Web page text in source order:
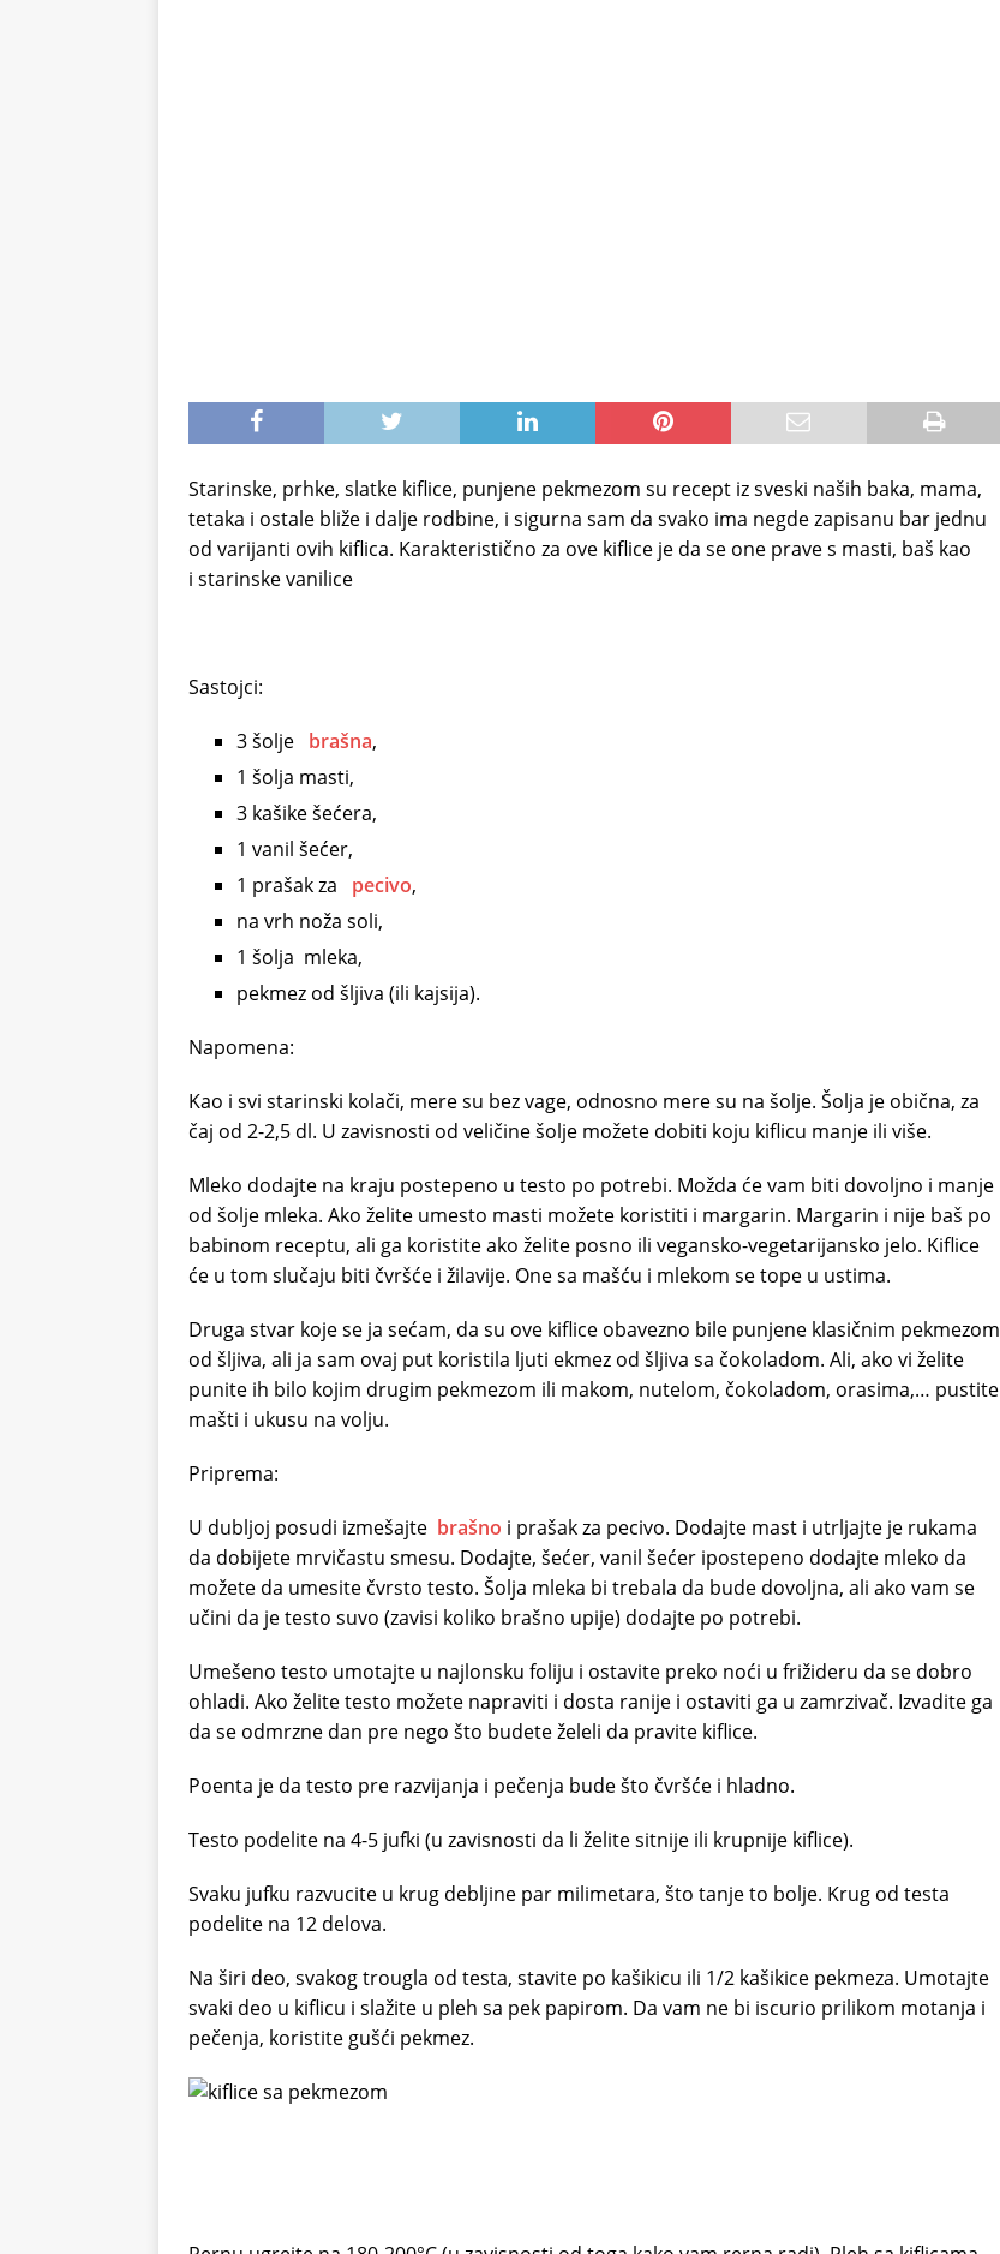
Starinske, prhke, slatke kiflice, punjene pekmezom su recept iz sveski naših baka, mama,
tetaka i ostale bliže i dalje rodbine, i sigurna sam da svako ima negde zapisanu bar jednu
od varijanti ovih kiflica. Karakteristično za ove kiflice je da se one prave s masti, baš kao
i starinske vanilice
Sastojci:
3 šolje brašna,
1 šolja masti,
3 kašike šećera,
1 vanil šećer,
1 prašak za
pecivo,
na vrh noža soli,
1 šolja mleka,
pekmez od šljiva (ili kajsija).
Napomena:
Kao i svi starinski kolači, mere su bez vage, odnosno mere su na šolje. Šolja je obična, za
čaj od 2-2,5 dl. U zavisnosti od veličine šolje možete dobiti koju kiflicu manje ili više.
Mleko dodajte na kraju postepeno u testo po potrebi. Možda će vam biti dovoljno i manje
od šolje mleka. Ako želite umesto masti možete koristiti i margarin. Margarin i nije baš po
babinom receptu, ali ga koristite ako želite posno ili vegansko-vegetarijansko jelo. Kiflice
će u tom slučaju biti čvršće i žilavije. One sa mašću i mlekom se tope u ustima.
Druga stvar koje se ja sećam, da su ove kiflice obavezno bile punjene klasičnim pekmezom
od šljiva, ali ja sam ovaj put koristila ljuti ekmez od šljiva sa čokoladom. Ali, ako vi želite
punite ih bilo kojim drugim pekmezom ili makom, nutelom, čokoladom, orasima,… pustite
mašti i ukusu na volju.
Priprema:
U dubljoj posudi izmešajte brašno i prašak za pecivo. Dodajte mast i utrljajte je rukama
da dobijete mrvičastu smesu. Dodajte, šećer, vanil šećer ipostepeno dodajte mleko da
možete da umesite čvrsto testo. Šolja mleka bi trebala da bude dovoljna, ali ako vam se
učini da je testo suvo (zavisi koliko brašno upije) dodajte po potrebi.
Umešeno testo umotajte u najlonsku foliju i ostavite preko noći u frižideru da se dobro
ohladi. Ako želite testo možete napraviti i dosta ranije i ostaviti ga u zamrzivač. Izvadite ga
da se odmrzne dan pre nego što budete želeli da pravite kiflice.
Poenta je da testo pre razvijanja i pečenja bude što čvršće i hladno.
Testo podelite na 4-5 jufki (u zavisnosti da li želite sitnije ili krupnije kiflice).
Svaku jufku razvucite u krug debljine par milimetara, što tanje to bolje. Krug od testa
podelite na 12 delova.
Na širi deo, svakog trougla od testa, stavite po kašikicu ili 1/2 kašikice pekmeza. Umotajte
svaki deo u kiflicu i slažite u pleh sa pek papirom. Da vam ne bi iscurio prilikom motanja i
pečenja, koristite gušći pekmez.